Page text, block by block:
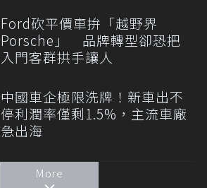
Ford砍平價車拚「越野界
Porsche」 品牌轉型卻恐把
入門客群拱手讓人
中國車企極限洗牌！新車出不
停利潤率僅剩1.5%，主流車廠
急出海
More